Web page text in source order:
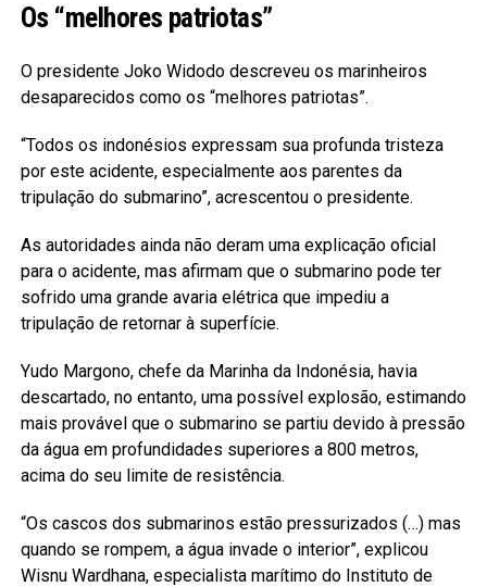
Os “melhores patriotas”
O presidente Joko Widodo descreveu os marinheiros
desaparecidos como os “melhores patriotas”.
“Todos os indonésios expressam sua profunda tristeza
por este acidente, especialmente aos parentes da
tripulação do submarino”, acrescentou o presidente.
As autoridades ainda não deram uma explicação oficial
para o acidente, mas afirmam que o submarino pode ter
sofrido uma grande avaria elétrica que impediu a
tripulação de retornar à superfície.
Yudo Margono, chefe da Marinha da Indonésia, havia
descartado, no entanto, uma possível explosão, estimando
mais provável que o submarino se partiu devido à pressão
da água em profundidades superiores a 800 metros,
acima do seu limite de resistência.
“Os cascos dos submarinos estão pressurizados (…) mas
quando se rompem, a água invade o interior”, explicou
Wisnu Wardhana, especialista marítimo do Instituto de